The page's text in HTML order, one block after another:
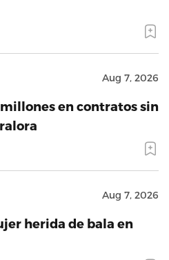
Aug 7, 2026
en contratos sin
Aug 7, 2026
herida de bala en